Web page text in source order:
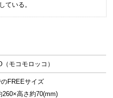
ている。
モコモロッコ）
FREEサイズ
260×高さ約70(mm)